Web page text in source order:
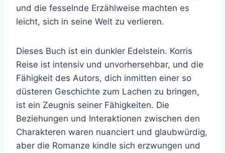
und die fesselnde Erzählweise machten es
leicht, sich in seine Welt zu verlieren.
Dieses Buch ist ein dunkler Edelstein. Korris
Reise ist intensiv und unvorhersehbar, und die
Fähigkeit des Autors, dich inmitten einer so
düsteren Geschichte zum Lachen zu bringen,
ist ein Zeugnis seiner Fähigkeiten. Die
Beziehungen und Interaktionen zwischen den
Charakteren waren nuanciert und glaubwürdig,
aber die Romanze kindle sich erzwungen und